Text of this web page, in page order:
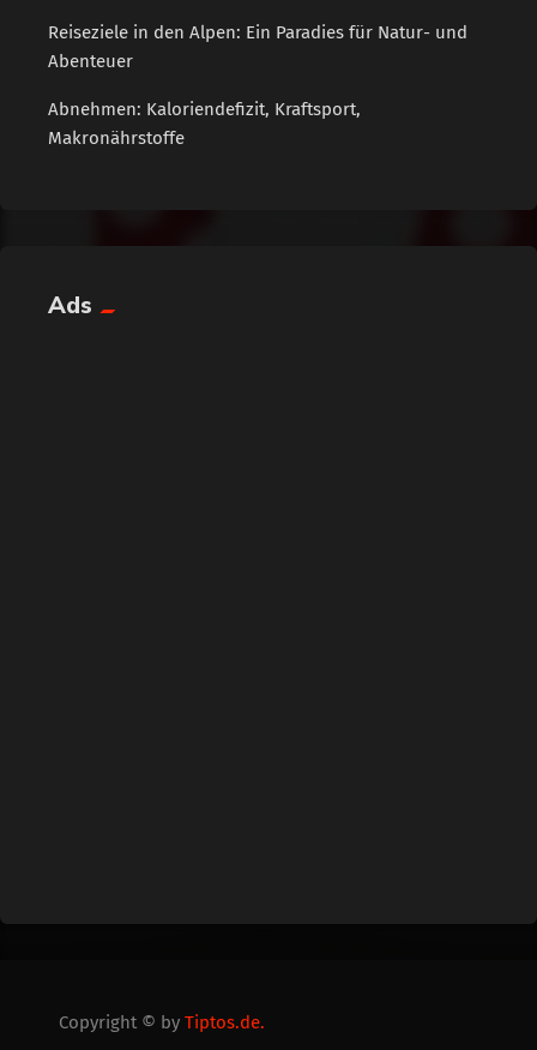
Reiseziele in den Alpen: Ein Paradies für Natur- und
Abenteuer
Abnehmen: Kaloriendefizit, Kraftsport,
Makronährstoffe
Ads
Copyright © by Tiptos.de.